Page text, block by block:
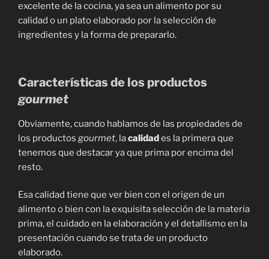
excelente de la cocina, ya sea un alimento por su
calidad o un plato elaborado por la selección de
ingredientes y la forma de prepararlo.
Características de los productos
gourmet
Obviamente, cuando hablamos de las propiedades de
los productos gourmet, lacalidades la primera que
tenemos que destacar ya que prima por encima del
resto.
Esa calidad tiene que ver bien con el origen de un
alimento o bien con la exquisita selección de la materia
prima, el cuidado en la elaboración y el detallismo en la
presentación cuando se trata de un producto
elaborado.